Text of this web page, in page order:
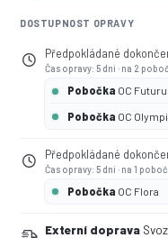
DOSTUPNOST OPRAVY
Předpokládané
Čas opravy: 5 dní · na 2
Pobočka OC
Pobočka OC
Předpokládané
Čas opravy: 5 dní · na 1
Pobočka OC Flora
Externí doprava